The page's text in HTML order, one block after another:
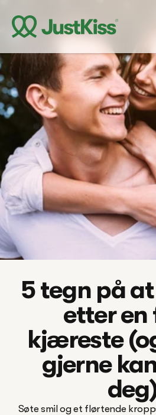
5 tegn på
etter en
kjæreste
gjerne
Søte smil og et flørtende